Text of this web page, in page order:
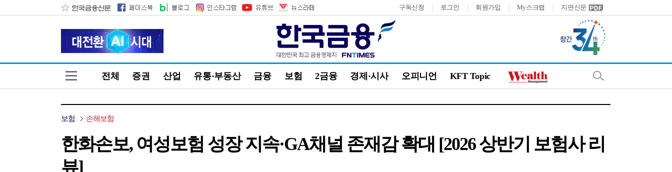
구독신청 로그인 회원가입 My스크랩 지면신문
전체 증권 산업 유통·부동산 금융 보험 2금융 경제·시사 오피니언 KFT Topic
보험 손해보험
한화손보, 여성보험 성장 지속·GA채널 존재감 확대 [2026 상반기 보험사 리
뷰]